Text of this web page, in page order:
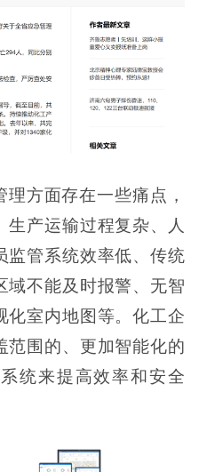
方面存在一些痛点，
产运输过程复杂、人
监管系统效率低、传统
域不能及时报警、无智
化室内地图等。化工企
范围的、更加智能化的
统来提高效率和安全